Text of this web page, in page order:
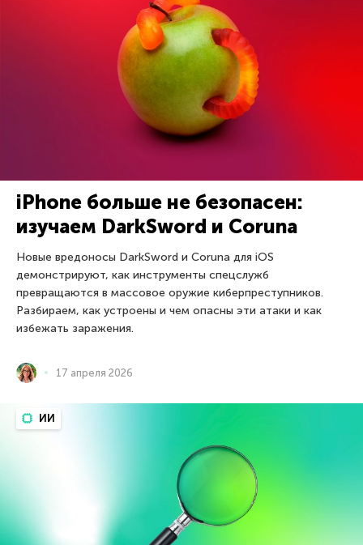
iPhone больше не безопасен:
изучаем DarkSword и Coruna
Новые вредоносы DarkSword и Coruna для iOS
демонстрируют, как инструменты спецслужб
превращаются в массовое оружие киберпреступников.
Разбираем, как устроены и чем опасны эти атаки и как
избежать заражения.
17 апреля 2026
ИИ